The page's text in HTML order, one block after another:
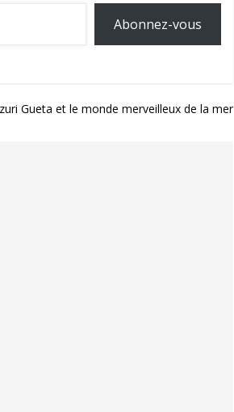
Abonnez-vous
Gueta et le monde merveilleux de la mer